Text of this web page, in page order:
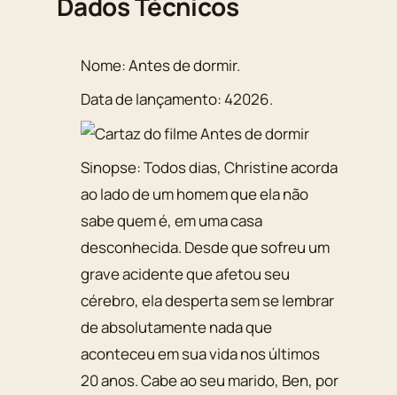
Nome:Antes de dormir.
Data de lançamento:42026.
Sinopse:Todos dias, Christine acorda
ao lado de um homem que ela não
sabe quem é, em uma casa
desconhecida. Desde que sofreu um
grave acidente que afetou seu
cérebro, ela desperta sem se lembrar
de absolutamente nada que
aconteceu em sua vida nos últimos
20 anos. Cabe ao seu marido, Ben, por